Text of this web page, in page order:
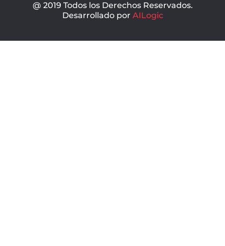
@ 2019 Todos los Derechos Reservados.
Desarrollado por AILogic